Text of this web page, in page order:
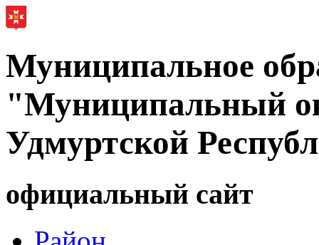
Муниципальное
"Муниципальный
Удмуртской
официальный сайт